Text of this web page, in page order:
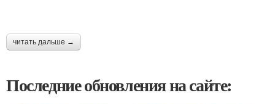
читать дальше →
Последние обновления на сайте: